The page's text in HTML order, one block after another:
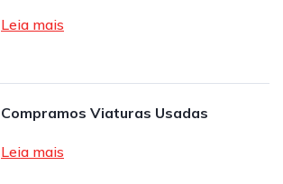
Leia mais
Compramos Viaturas Usadas
Leia mais